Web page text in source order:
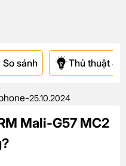
So sánh Thủ thuật &
-25.10.2024
Mali-G57 MC2